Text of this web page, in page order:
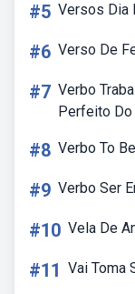
#5 Versos Dia
#6 Verso De
#7 Verbo
Perfeito Do
#8 Verbo To
#9 Verbo Ser
#10 Vela De
#11 Vai Toma